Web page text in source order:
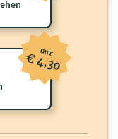
PLUS Inhalte
Sie dieses Profil frei
nur
€ 4,30